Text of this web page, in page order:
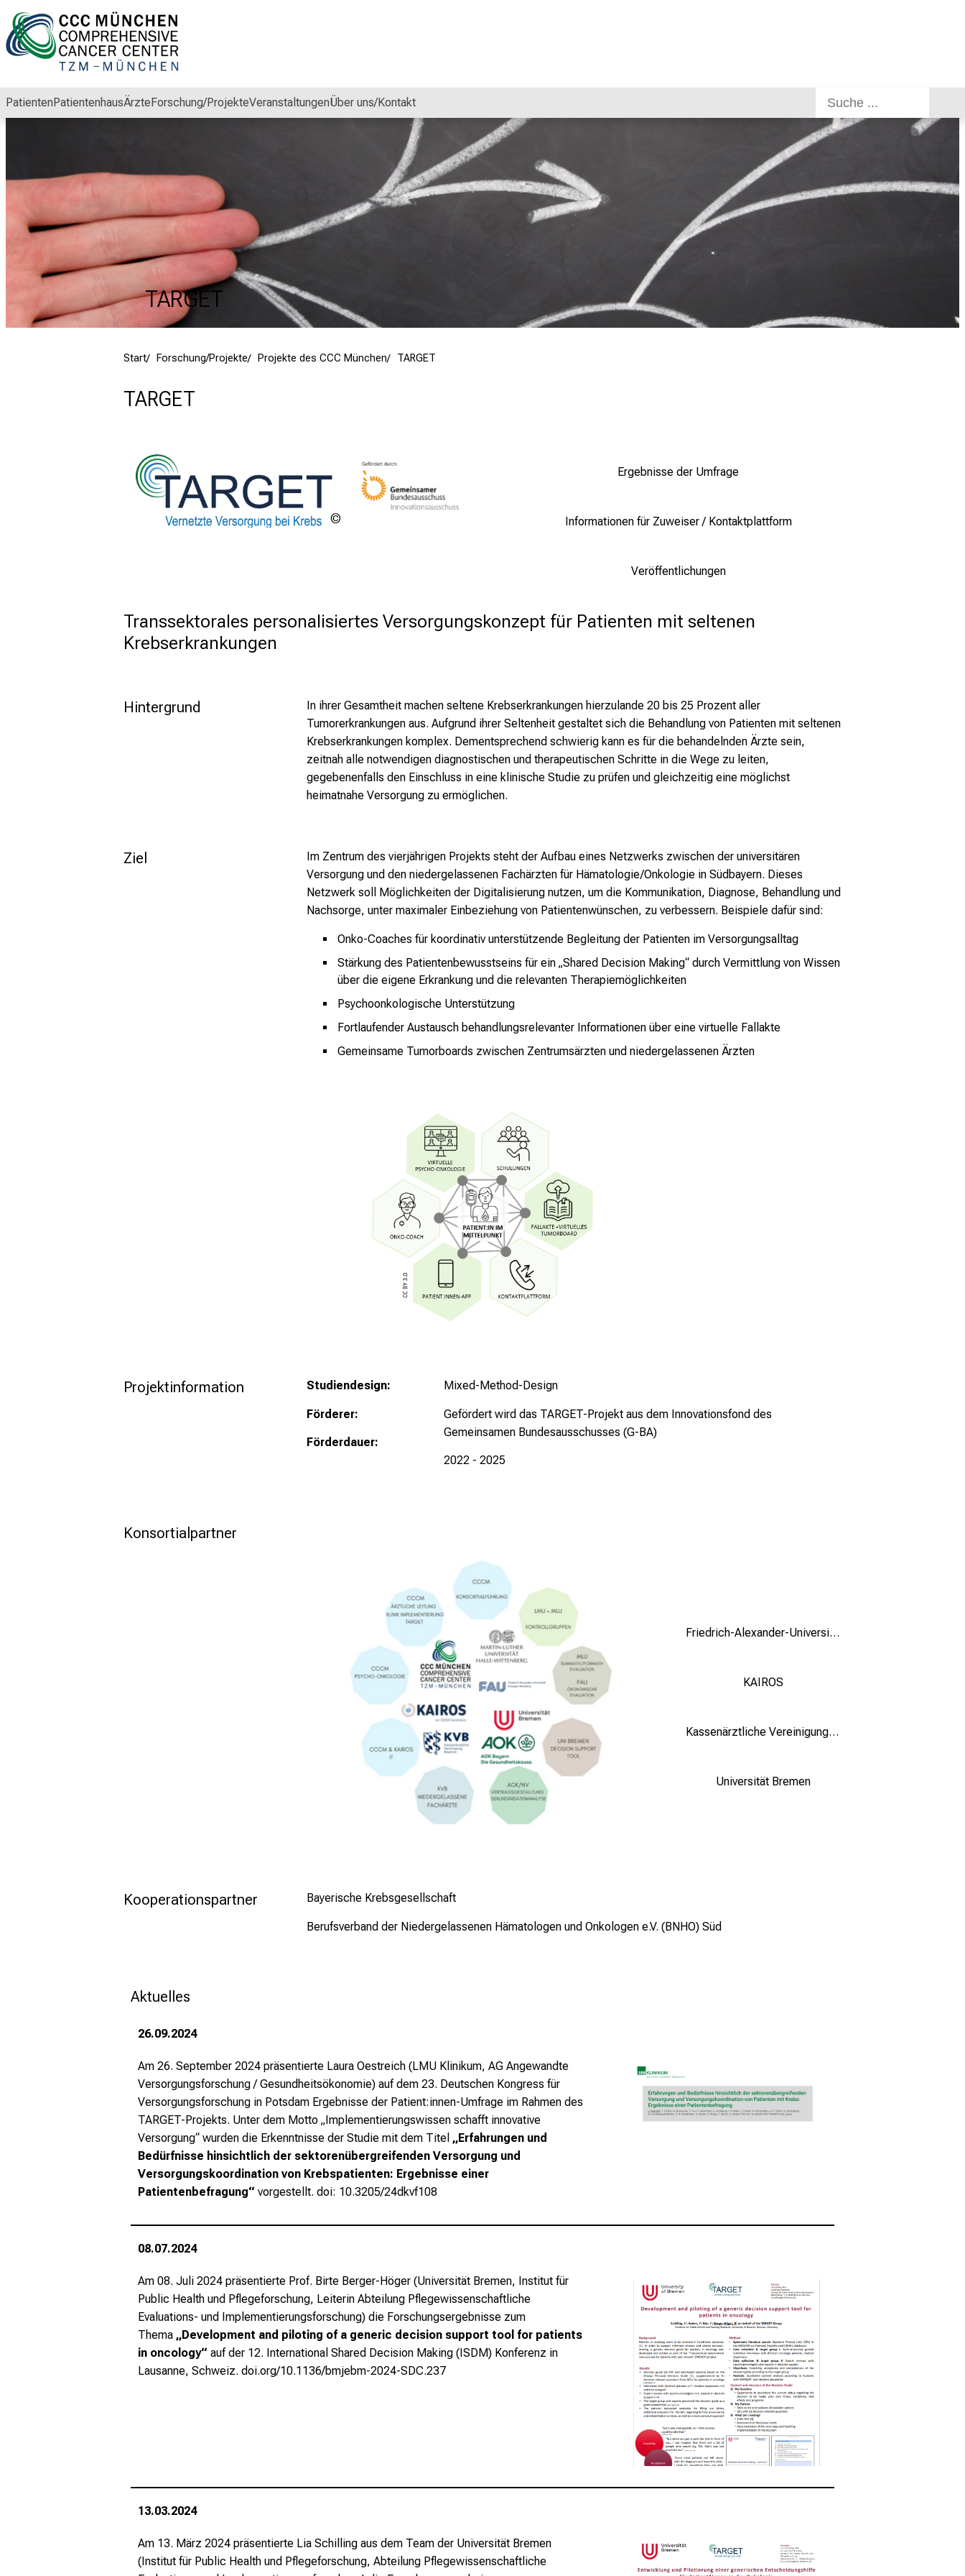
PatientenPatientenhausÄrzteForschung/ProjekteVeranstaltungenÜber uns/Kontakt
TARGET
Start Forschung/Projekte Projekte des CCC München TARGET
TARGET
Ergebnisse der Umfrage
Informationen für Zuweiser / Kontaktplattform
Veröffentlichungen
Transsektorales personalisiertes Versorgungskonzept für Patienten mit seltenen
Krebserkrankungen
Hintergrund
In ihrer Gesamtheit machen seltene Krebserkrankungen hierzulande 20 bis 25 Prozent aller
Tumorerkrankungen aus. Aufgrund ihrer Seltenheit gestaltet sich die Behandlung von Patienten mit seltenen
Krebserkrankungen komplex. Dementsprechend schwierig kann es für die behandelnden Ärzte sein,
zeitnah alle notwendigen diagnostischen und therapeutischen Schritte in die Wege zu leiten,
gegebenenfalls den Einschluss in eine klinische Studie zu prüfen und gleichzeitig eine möglichst
heimatnahe Versorgung zu ermöglichen.
Ziel
Im Zentrum des vierjährigen Projekts steht der Aufbau eines Netzwerks zwischen der universitären
Versorgung und den niedergelassenen Fachärzten für Hämatologie/Onkologie in Südbayern. Dieses
Netzwerk soll Möglichkeiten der Digitalisierung nutzen, um die Kommunikation, Diagnose, Behandlung und
Nachsorge, unter maximaler Einbeziehung von Patientenwünschen, zu verbessern. Beispiele dafür sind:
Onko-Coaches für koordinativ unterstützende Begleitung der Patienten im Versorgungsalltag
Stärkung des Patientenbewusstseins für ein „Shared Decision Making“ durch Vermittlung von Wissen
über die eigene Erkrankung und die relevanten Therapiemöglichkeiten
Psychoonkologische Unterstützung
Fortlaufender Austausch behandlungsrelevanter Informationen über eine virtuelle Fallakte
Gemeinsame Tumorboards zwischen Zentrumsärzten und niedergelassenen Ärzten
Projektinformation Studiendesign:
Förderer:
Förderdauer:
Mixed-Method-Design
Gefördert wird das TARGET-Projekt aus dem Innovationsfond des
Gemeinsamen Bundesausschusses (G-BA)
2022 - 2025
Konsortialpartner
Friedrich-Alexander-Universität Erlangen-Nürnberg (FAU)
KAIROS
Kassenärztliche Vereinigung Bayerns (KVB)
Universität Bremen
Kooperationspartner Bayerische Krebsgesellschaft
Berufsverband der Niedergelassenen Hämatologen und Onkologen e.V. (BNHO) Süd
Aktuelles
26.09.2024
Am 26. September 2024 präsentierte Laura Oestreich (LMU Klinikum, AG Angewandte
Versorgungsforschung / Gesundheitsökonomie) auf dem 23. Deutschen Kongress für
Versorgungsforschung in Potsdam Ergebnisse der Patient:innen-Umfrage im Rahmen des
TARGET-Projekts. Unter dem Motto „Implementierungswissen schafft innovative
Versorgung“ wurden die Erkenntnisse der Studie mit dem Titel „Erfahrungen und
Bedürfnisse hinsichtlich der sektorenübergreifenden Versorgung und
Versorgungskoordination von Krebspatienten: Ergebnisse einer
Patientenbefragung“ vorgestellt. doi: 10.3205/24dkvf108
08.07.2024
Am 08. Juli 2024 präsentierte Prof. Birte Berger-Höger (Universität Bremen, Institut für
Public Health und Pflegeforschung, Leiterin Abteilung Pflegewissenschaftliche
Evaluations- und Implementierungsforschung) die Forschungsergebnisse zum
Thema „Development and piloting of a generic decision support tool for patients
in oncology“ auf der 12. International Shared Decision Making (ISDM) Konferenz in
Lausanne, Schweiz. doi.org/10.1136/bmjebm-2024-SDC.237
13.03.2024
Am 13. März 2024 präsentierte Lia Schilling aus dem Team der Universität Bremen
(Institut für Public Health und Pflegeforschung, Abteilung Pflegewissenschaftliche